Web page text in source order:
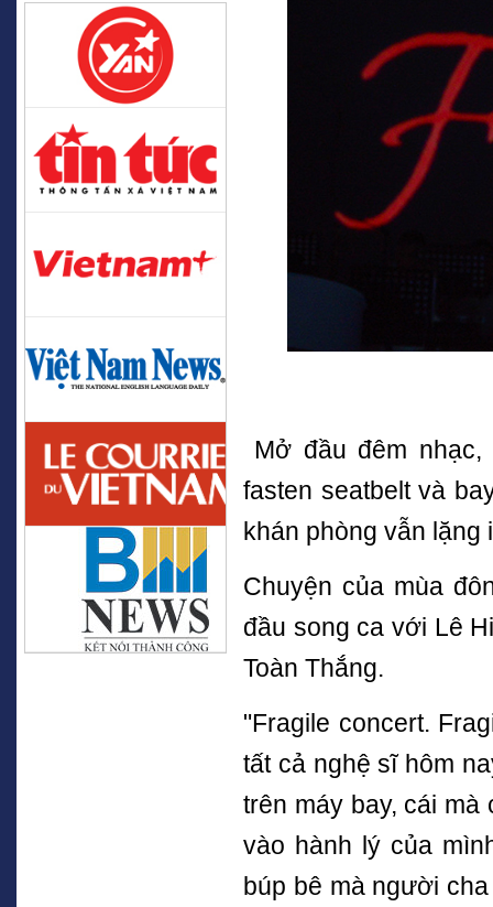
Mở đầu đêm nhạc,
fasten seatbelt và
khán phòng vẫn lặng
Chuyện của mùa
đầu song ca với Lê
Toàn Thắng.
"Fragile concert.
tất cả nghệ sĩ hôm
trên máy bay, cái mà
vào hành lý của
búp bê mà người